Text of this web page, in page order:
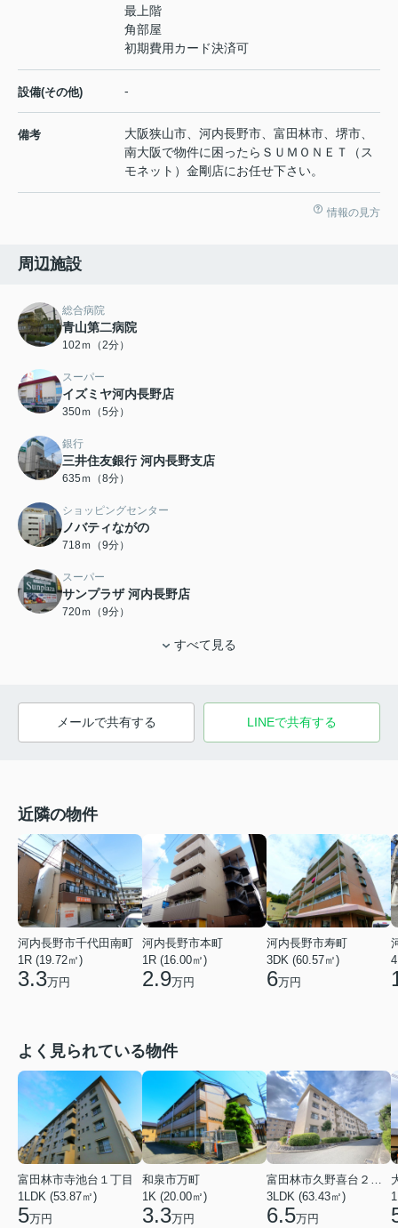
最上階
角部屋
初期費用カード決済可
設備(その他) -
備考
大阪狭山市、河内長野市、富田林市、堺市、
南大阪で物件に困ったらＳＵＭＯＮＥＴ（ス
モネット）金剛店にお任せ下さい。
情報の見方
周辺施設
総合病院
青山第二病院
102ｍ（2分）
スーパー
イズミヤ河内長野店
350ｍ（5分）
銀行
三井住友銀行 河内長野支店
635ｍ（8分）
ショッピングセンター
ノバティながの
718ｍ（9分）
スーパー
サンプラザ 河内長野店
720ｍ（9分）
すべて見る
メールで共有する LINEで共有する
近隣の物件
河内長野市千代田南町
1R (19.72㎡)
3.3万円
河内長野市本町
1R (16.00㎡)
2.9万円
河内長野市寿町
3DK (60.57㎡)
6万円
よく見られている物件
富田林市寺池台１丁目
1LDK (53.87㎡)
5万円
和泉市万町
1K (20.00㎡)
3.3万円
3LDK (63.43㎡)
6.5万円